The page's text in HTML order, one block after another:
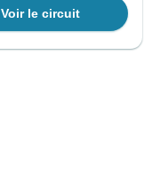
Voir le circuit